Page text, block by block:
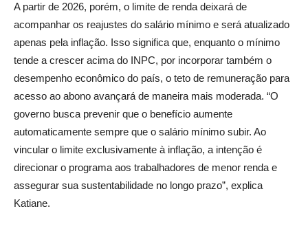
A partir de 2026, porém, o limite de renda deixará de
acompanhar os reajustes do salário mínimo e será atualizado
apenas pela inflação. Isso significa que, enquanto o mínimo
tende a crescer acima do INPC, por incorporar também o
desempenho econômico do país, o teto de remuneração para
acesso ao abono avançará de maneira mais moderada. “O
governo busca prevenir que o benefício aumente
automaticamente sempre que o salário mínimo subir. Ao
vincular o limite exclusivamente à inflação, a intenção é
direcionar o programa aos trabalhadores de menor renda e
assegurar sua sustentabilidade no longo prazo”, explica
Katiane.